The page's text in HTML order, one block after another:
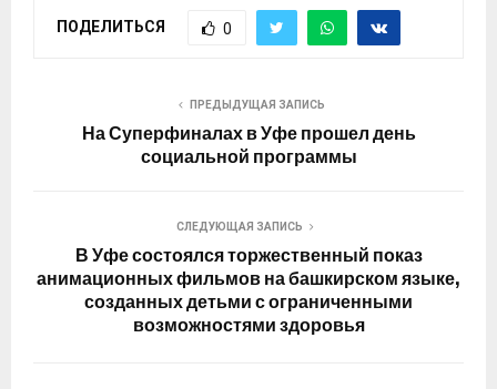
ПОДЕЛИТЬСЯ 0
ПРЕДЫДУЩАЯ ЗАПИСЬ
На Суперфиналах в Уфе прошел день
социальной программы
СЛЕДУЮЩАЯ ЗАПИСЬ
В Уфе состоялся торжественный показ
анимационных фильмов на башкирском языке,
созданных детьми с ограниченными
возможностями здоровья